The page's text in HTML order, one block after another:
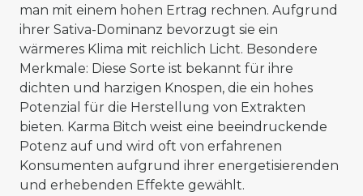
man mit einem hohen Ertrag rechnen. Aufgrund
ihrer Sativa-Dominanz bevorzugt sie ein
wärmeres Klima mit reichlich Licht. Besondere
Merkmale: Diese Sorte ist bekannt für ihre
dichten und harzigen Knospen, die ein hohes
Potenzial für die Herstellung von Extrakten
bieten. Karma Bitch weist eine beeindruckende
Potenz auf und wird oft von erfahrenen
Konsumenten aufgrund ihrer energetisierenden
und erhebenden Effekte gewählt.